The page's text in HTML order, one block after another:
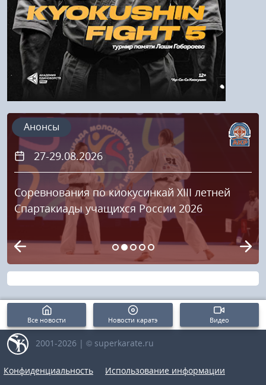
27-29.08.2026
Соревнования по киокусинкай XIII летней
Спартакиады учащихся России 2026
Анонсы
Все новости Новости каратэ Видео
2001-2026 | © superkarate.ru
Конфиденциальность
Использование информации